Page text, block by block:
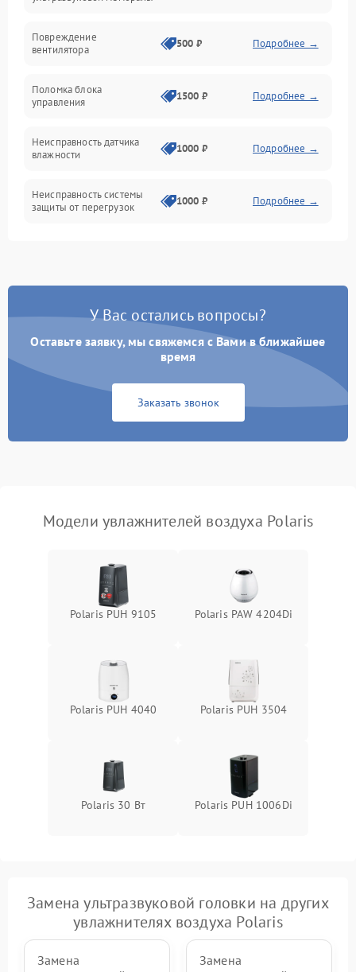
Датчики
Повреждение
вентилятора
500 ₽ Подробнее →
Поломка блока
управления
1500 ₽ Подробнее →
Неисправность датчика
влажности
1000 ₽ Подробнее →
Неисправность системы
защиты от перегрузок
1000 ₽ Подробнее →
Поломка системы защиты
от короткого замыкания
1000 ₽ Подробнее →
защиты от перегрева
Подробнее →
Повреждение системы
перенапряжения
Не отключается Подробнее →
У Вас остались вопросы?
Оставьте заявку, мы свяжемся с Вами в ближайшее
время
Заказать звонок
Модели увлажнителей воздуха Polaris
Polaris PUH 9105 Polaris PAW 4204Di
Polaris PUH 4040 Polaris PUH 3504
Polaris 30 Вт Polaris PUH 1006Di
Замена ультразвуковой головки на других
увлажнителях воздуха Polaris
Замена
Замена